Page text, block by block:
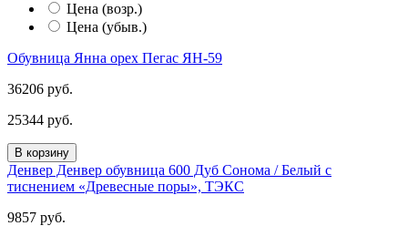
Цена (возр.)
Цена (убыв.)
Обувница Янна орех Пегас ЯН-59
36206 руб.
25344 руб.
В корзину
Денвер Денвер обувница 600 Дуб Сонома / Белый с
тиснением «Древесные поры», ТЭКС
9857 руб.